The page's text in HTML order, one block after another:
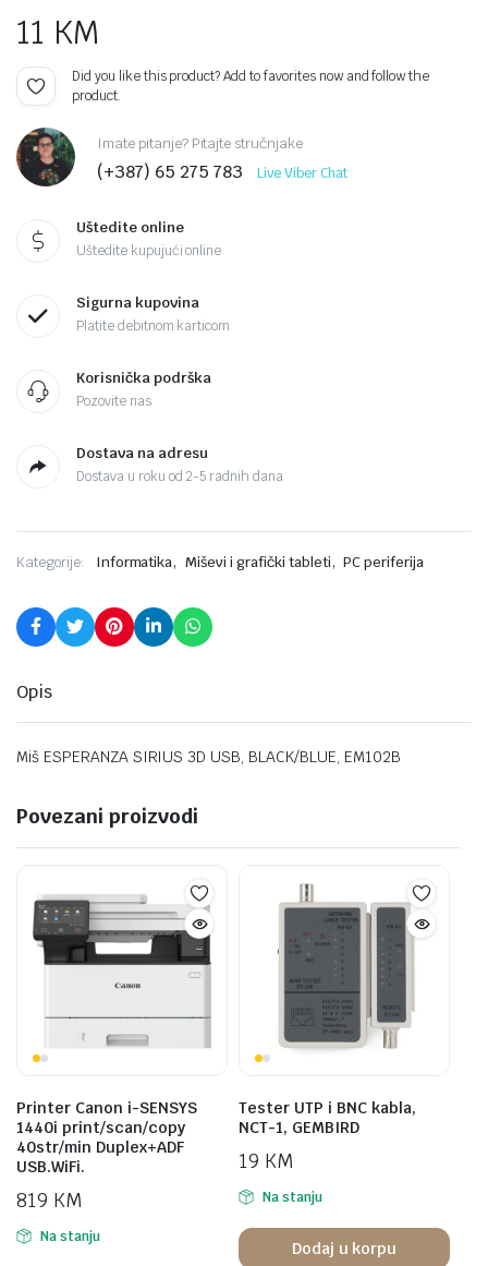
11 KM
Did you like this product? Add to favorites now and follow the
product.
Imate pitanje? Pitajte stručnjake
(+387) 65 275 783 Live Viber Chat
Uštedite online
Uštedite kupujući online
Sigurna kupovina
Platite debitnom karticom
Korisnička podrška
Pozovite nas
Dostava na adresu
Dostava u roku od 2-5 radnih dana
Kategorije: Informatika, Miševi i grafički tableti, PC periferija
Opis
Miš ESPERANZA SIRIUS 3D USB, BLACK/BLUE, EM102B
Povezani proizvodi
Printer Canon i-SENSYS
1440i print/scan/copy
40str/min Duplex+ADF
USB.WiFi.
819 KM
Na stanju
Tester UTP i BNC kabla,
NCT-1, GEMBIRD
19 KM
Na stanju
Dodaj u korpu